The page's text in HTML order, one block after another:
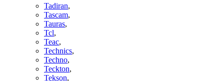
Tadiran,
Tascam,
Tauras,
Tcl,
Teac,
Technics,
Techno,
Teckton,
Tekson,